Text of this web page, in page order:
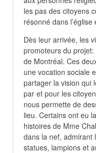
les pas des citoyens
résonné dans
Dès leur arrivée, les
promoteurs du
de Montréal. Ces
une vocation sociale
partager la vision qui
par et pour les
nous permette de
lieu. Certains ont eu
histoires de Mme
dans la nef, admirant
statues, lampions et